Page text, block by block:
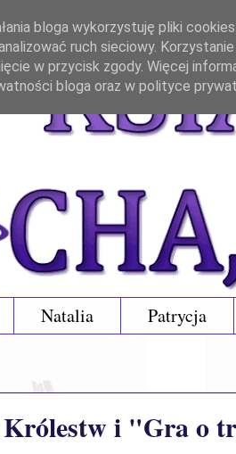
Natalia Patrycja
Królestw i "Gra o
bloga wykorzystuję pliki
ruch sieciowy.
w przycisk zgody. Więcej
bloga oraz w polityce